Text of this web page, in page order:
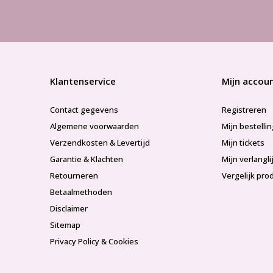
Klantenservice
Contact gegevens
Algemene voorwaarden
Verzendkosten & Levertijd
Garantie & Klachten
Retourneren
Betaalmethoden
Disclaimer
Sitemap
Privacy Policy & Cookies
Mijn
Registreren
Mijn
Mijn tickets
Mijn
Vergelijk